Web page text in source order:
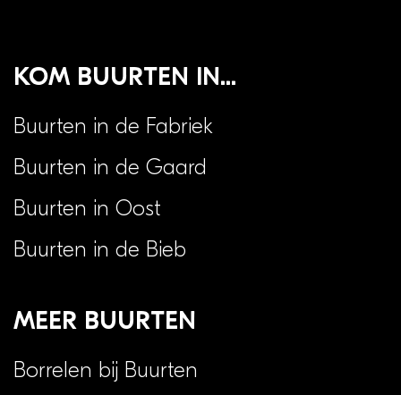
Kom buurten in...
Buurten in de Fabriek
Buurten in de Gaard
Buurten in Oost
Buurten in de Bieb
Meer Buurten
Borrelen bij Buurten